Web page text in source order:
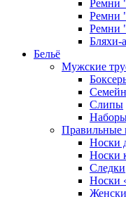
Ремни
Ремни
Ремни
Бляхи-
Бельё
Мужские
Слипы
Правильные
Носки
Носки
Следки
Носки